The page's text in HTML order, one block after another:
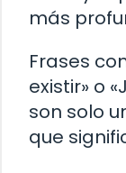
más
Frases
existir» o
son solo
que